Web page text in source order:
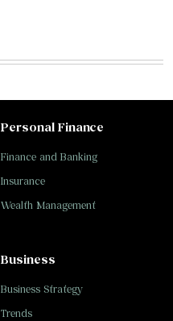
Personal Finance
Finance and Banking
Insurance
Wealth Management
Business
Business Strategy
Trends